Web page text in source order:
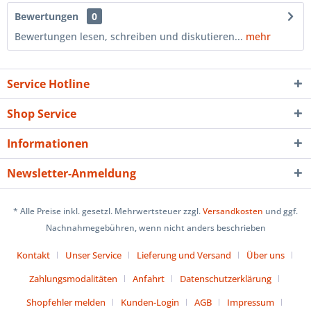
Bewertungen
0
Bewertungen lesen, schreiben und diskutieren... mehr
Service Hotline
Shop Service
Informationen
Newsletter-Anmeldung
* Alle Preise inkl. gesetzl. Mehrwertsteuer zzgl.Versandkosten und ggf.
Nachnahmegebühren, wenn nicht anders beschrieben
Kontakt Unser Service Lieferung und Versand
Über uns
Zahlungsmodalitäten
Anfahrt
Datenschutzerklärung
Shopfehler melden
Kunden-Login AGB Impressum